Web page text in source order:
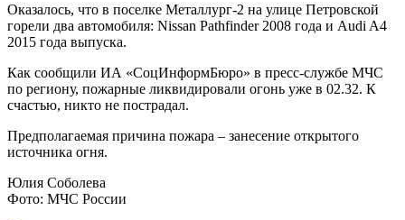
Оказалось, что в поселке Металлург-2 на улице Петровской
горели два автомобиля: Nissan Pathfinder 2008 года и Audi A4
2015 года выпуска.
Как сообщили ИА «СоцИнформБюро» в пресс-службе МЧС
по региону, пожарные ликвидировали огонь уже в 02.32. К
счастью, никто не пострадал.
Предполагаемая причина пожара – занесение открытого
источника огня.
Юлия Соболева
Фото: МЧС России